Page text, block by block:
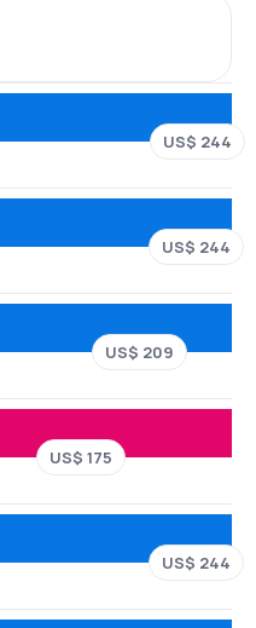
US$ 244
US$ 244
US$ 209
US$ 175
US$ 244